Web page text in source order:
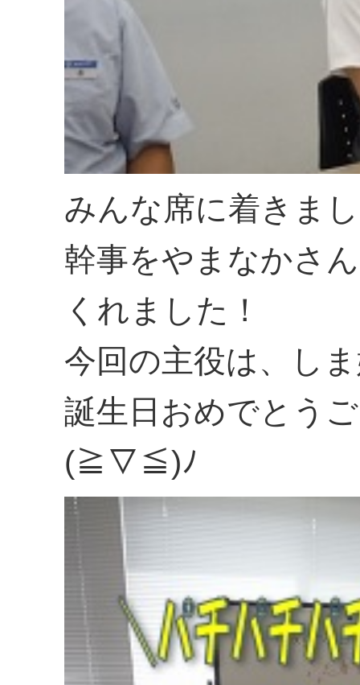
みんな席に着きま
幹事をやまなかさ
くれました！
今回の主役は、し
誕生日おめでとう
(≧▽≦)ﾉ